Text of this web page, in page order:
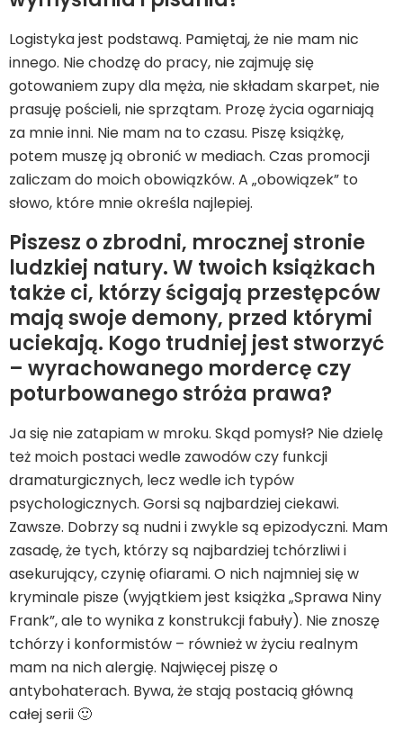
Logistyka jest podstawą. Pamiętaj, że nie mam nic
innego. Nie chodzę do pracy, nie zajmuję się
gotowaniem zupy dla męża, nie składam skarpet, nie
prasuję pościeli, nie sprzątam. Prozę życia ogarniają
za mnie inni. Nie mam na to czasu. Piszę książkę,
potem muszę ją obronić w mediach. Czas promocji
zaliczam do moich obowiązków. A „obowiązek” to
słowo, które mnie określa najlepiej.
Piszesz o zbrodni, mrocznej stronie
ludzkiej natury. W twoich książkach
także ci, którzy ścigają przestępców
mają swoje demony, przed którymi
uciekają. Kogo trudniej jest stworzyć
– wyrachowanego mordercę czy
poturbowanego stróża prawa?
Ja się nie zatapiam w mroku. Skąd pomysł? Nie dzielę
też moich postaci wedle zawodów czy funkcji
dramaturgicznych, lecz wedle ich typów
psychologicznych. Gorsi są najbardziej ciekawi.
Zawsze. Dobrzy są nudni i zwykle są epizodyczni. Mam
zasadę, że tych, którzy są najbardziej tchórzliwi i
asekurujący, czynię ofiarami. O nich najmniej się w
kryminale pisze (wyjątkiem jest książka „Sprawa Niny
Frank”, ale to wynika z konstrukcji fabuły). Nie znoszę
tchórzy i konformistów – również w życiu realnym
mam na nich alergię. Najwięcej piszę o
antybohaterach. Bywa, że stają postacią główną
całej serii 🙂